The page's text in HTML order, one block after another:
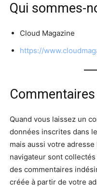
Qui sommes-
Cloud Magazine
https://
Commentaires
Quand vous laissez un
données inscrites dans
mais aussi votre
navigateur sont
des commentaires
créée à partir de votre